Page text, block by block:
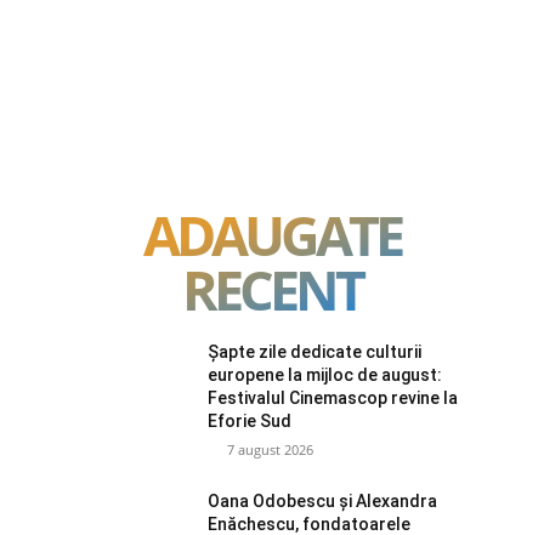
ADAUGATE
RECENT
Șapte zile dedicate culturii
europene la mijloc de august:
Festivalul Cinemascop revine la
Eforie Sud
7 august 2026
Oana Odobescu și Alexandra
Enăchescu, fondatoarele